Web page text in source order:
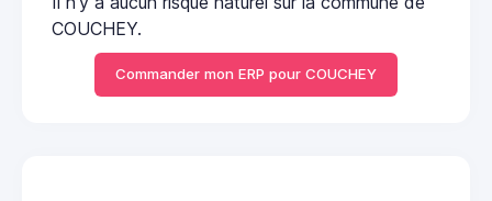
COUCHEY.
Commander mon ERP pour COUCHEY